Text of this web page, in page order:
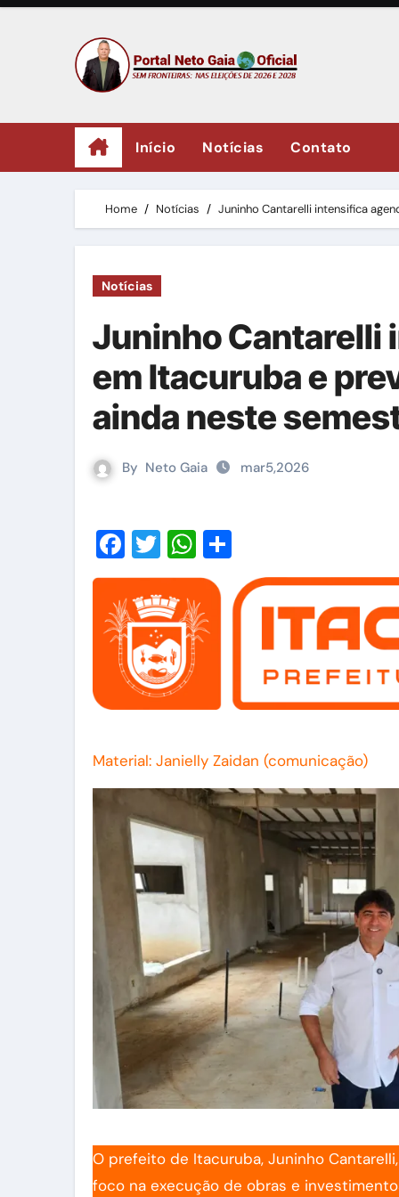
Skip
Início Notícias Contato
Home Notícias Juninho Cantarelli intensifica
Notícias
Juninho Cantarelli
em Itacuruba e
ainda neste
By Neto Gaia mar5,2026
Facebook
TwitterWhatsApp
Material: Janielly Zaidan (comunicação)
O prefeito de Itacuruba, Juninho
foco na execução de obras e